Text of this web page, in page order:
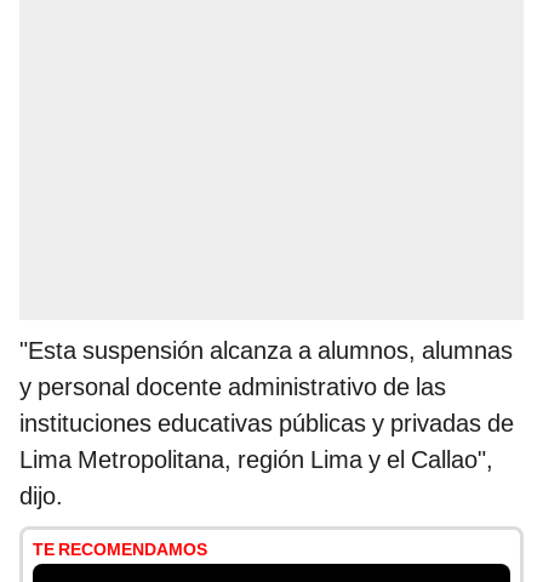
"Esta suspensión alcanza a alumnos, alumnas
y personal docente administrativo de las
instituciones educativas públicas y privadas de
Lima Metropolitana, región Lima y el Callao",
dijo.
TE RECOMENDAMOS